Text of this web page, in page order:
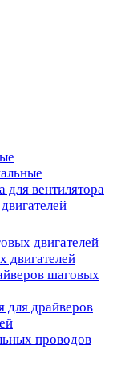
для вентилятора
двигателей
двигателей
шаговых
для драйверов
проводов